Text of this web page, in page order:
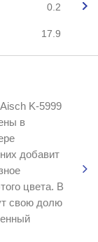
0.2
17.9
K-5999
в
добавит
цвета. В
свою долю